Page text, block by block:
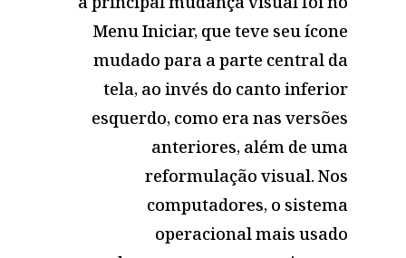
Menu Iniciar, que teve seu ícone
mudado para a parte central da
tela, ao invés do canto inferior
esquerdo, como era nas versões
anteriores, além de uma
reformulação visual. Nos
computadores, o sistema
operacional mais usado